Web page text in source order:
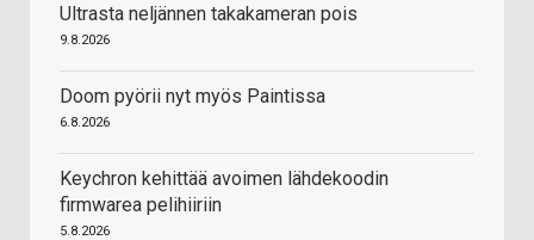
Ultrasta neljännen takakameran pois
9.8.2026
Doom pyörii nyt myös Paintissa
6.8.2026
Keychron kehittää avoimen lähdekoodin
firmwarea pelihiiriin
5.8.2026